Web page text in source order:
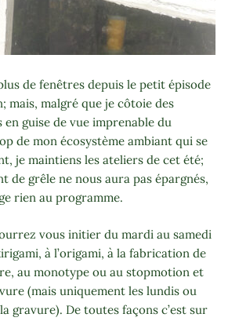
de fenêtres depuis le petit épisode
mais, malgré que je côtoie des
en guise de vue imprenable du
de mon écosystème ambiant qui se
je maintiens les ateliers de cet été;
de grêle ne nous aura pas épargnés,
rien au programme.
vous initier du mardi au samedi
à l’origami, à la fabrication de
au monotype ou au stopmotion et
(mais uniquement les lundis ou
gravure). De toutes façons c’est sur